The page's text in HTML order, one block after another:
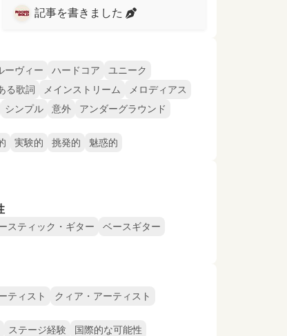
記事を書きました
ーヴィー ハードコア
ユニーク
る歌詞 メインストリーム
メロディアス
シンプル 意外 アンダーグラウンド
実験的 挑発的 魅惑的
スティック・ギター
ベースギター
ティスト クィア・アーティスト
ステージ経験
国際的な可能性